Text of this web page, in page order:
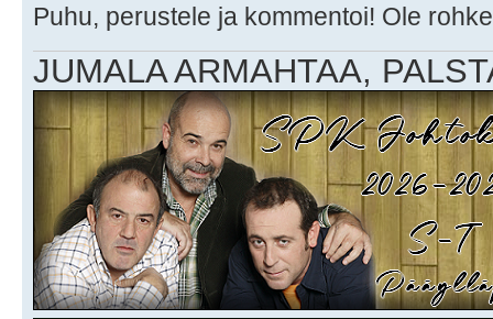
Puhu, perustele ja kommentoi! Ole
JUMALA ARMAHTAA,